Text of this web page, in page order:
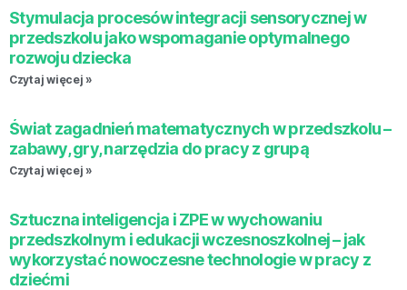
Stymulacja procesów integracji sensorycznej w
przedszkolu jako wspomaganie optymalnego
rozwoju dziecka
Czytaj więcej »
Świat zagadnień matematycznych w przedszkolu –
zabawy, gry, narzędzia do pracy z grupą
Czytaj więcej »
Sztuczna inteligencja i ZPE w wychowaniu
przedszkolnym i edukacji wczesnoszkolnej – jak
wykorzystać nowoczesne technologie w pracy z
dziećmi